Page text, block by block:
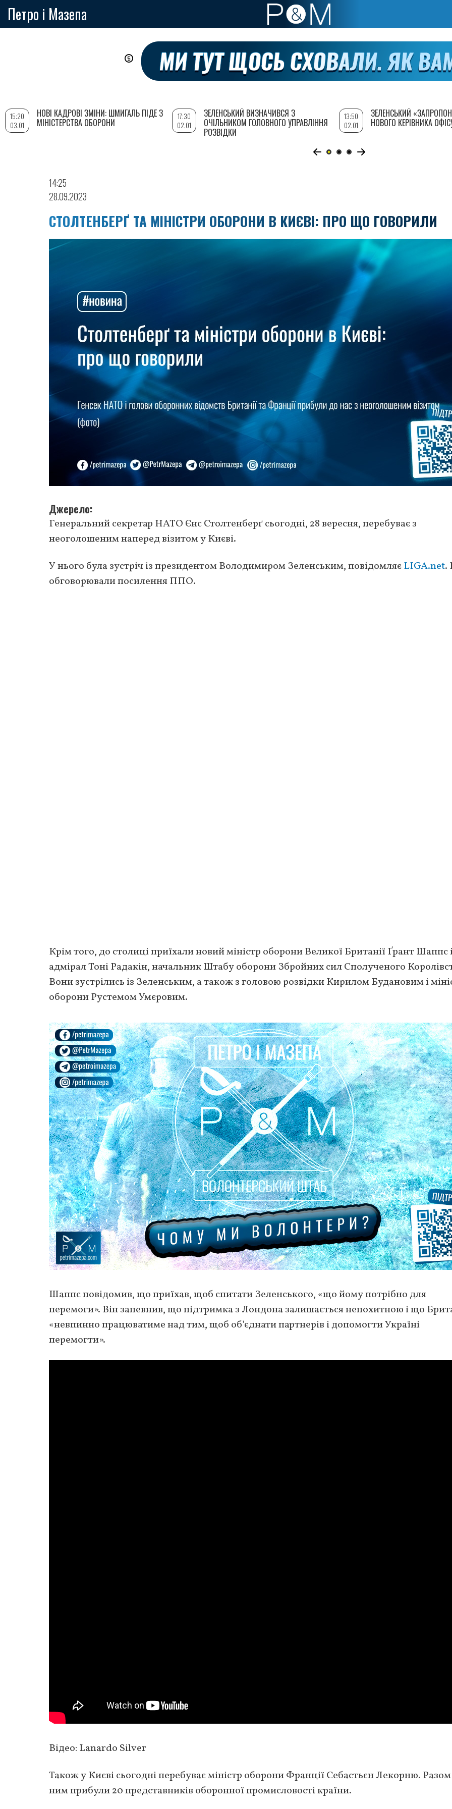
Петро і Мазепа
14:25
28.09.2023
СТОЛТЕНБЕРҐ ТА МІНІСТРИ ОБОРОНИ В КИЄВІ: ПРО ЩО ГОВОРИЛИ
Джерело
Генеральний секретар НАТО Єнс Столтенберґ сьогодні, 28 вересня, перебуває з
неоголошеним наперед візитом у Києві.
У нього була зустріч із президентом Володимиром Зеленським, повідомляє LIGA.net.
обговорювали посилення ППО.
Крім того, до столиці приїхали новий міністр оборони Великої Британії Ґрант Шаппс
адмірал Тоні Радакін, начальник Штабу оборони Збройних сил Сполученого
Вони зустрілись із Зеленським, а також з головою розвідки Кирилом Будановим і
оборони Рустемом Умєровим.
Шаппс повідомив, що приїхав, щоб спитати Зеленського, «що йому потрібно для
перемоги». Він запевнив, що підтримка з Лондона залишається непохитною і що
«невпинно працюватиме над тим, щоб об'єднати партнерів і допомогти Україні
перемогти».
Відео: Lanardo Silver
Також у Києві сьогодні перебуває міністр оборони Франції Себастьєн Лекорню. Разом
ним прибули 20 представників оборонної промисловості країни.
15:20
03.01
НОВІ КАДРОВІ ЗМІНИ: ШМИГАЛЬ ПІДЕ З
МІНІСТЕРСТВА ОБОРОНИ
17:30
02.01
ЗЕЛЕНСЬКИЙ ВИЗНАЧИВСЯ З
ОЧІЛЬНИКОМ ГОЛОВНОГО УПРАВЛІННЯ
РОЗВІДКИ
13:50
02.01
ЗЕЛЕНСЬКИЙ
НОВОГО КЕРІВНИКА